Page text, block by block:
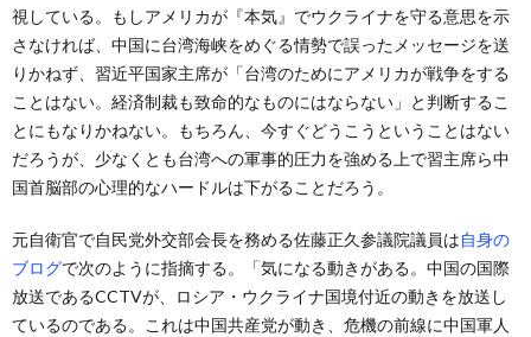
視している。もしアメリカが『本気』でウクライナを守る意思を示
さなければ、中国に台湾海峡をめぐる情勢で誤ったメッセージを送
りかねず、習近平国家主席が「台湾のためにアメリカが戦争をする
ことはない。経済制裁も致命的なものにはならない」と判断するこ
とにもなりかねない。もちろん、今すぐどうこうということはない
だろうが、少なくとも台湾への軍事的圧力を強める上で習主席ら中
国首脳部の心理的なハードルは下がることだろう。
元自衛官で自民党外交部会長を務める佐藤正久参議院議員は自身の
ブログで次のように指摘する。「気になる動きがある。中国の国際
放送であるCCTVが、ロシア・ウクライナ国境付近の動きを放送し
ているのである。これは中国共産党が動き、危機の前線に中国軍人